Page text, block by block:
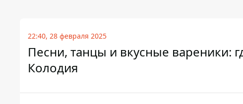
22:40, 28 февраля 2025
Песни, танцы и вкусные вареники:
Колодия